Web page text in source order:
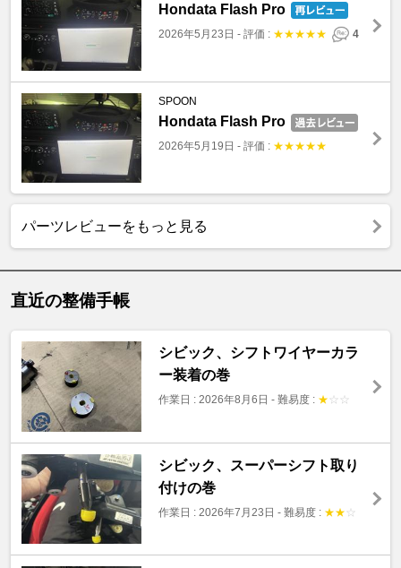
Hondata Flash Pro
2026年5月23日 - 評価 : ★★★★★ 4
SPOON
Hondata Flash Pro
2026年5月19日 - 評価 : ★★★★★
パーツレビューをもっと見る
直近の整備手帳
シビック、シフトワイヤーカラ
ー装着の巻
作業日 : 2026年8月6日 - 難易度 : ★ ☆ ☆
シビック、スーパーシフト取り
付けの巻
作業日 : 2026年7月23日 - 難易度 : ★★ ☆